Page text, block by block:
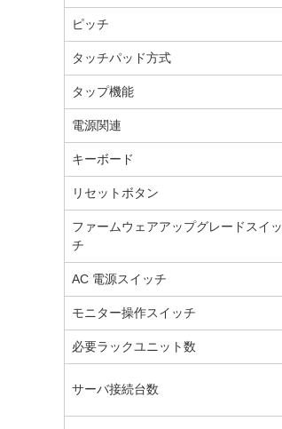
ピッチ
タッチパッド方式
タップ機能
電源関連
キーボード
リセットボタン
ファームウェアアップグレードスイッ
チ
AC 電源スイッチ
モニター操作スイッチ
必要ラックユニット数
サーバ接続台数